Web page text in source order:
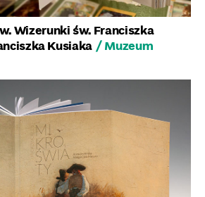
Wizerunki św. Franciszka
Kusiaka / Muzeum